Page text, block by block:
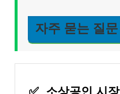
자주 묻는 질문